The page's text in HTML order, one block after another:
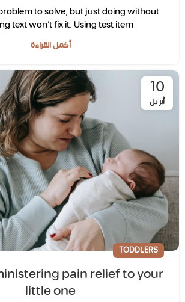
to solve, but just doing without
text won’t fix it. Using test item...
أكمل القراءة
10
أبريل
TODDLERS
pain relief to your
little one